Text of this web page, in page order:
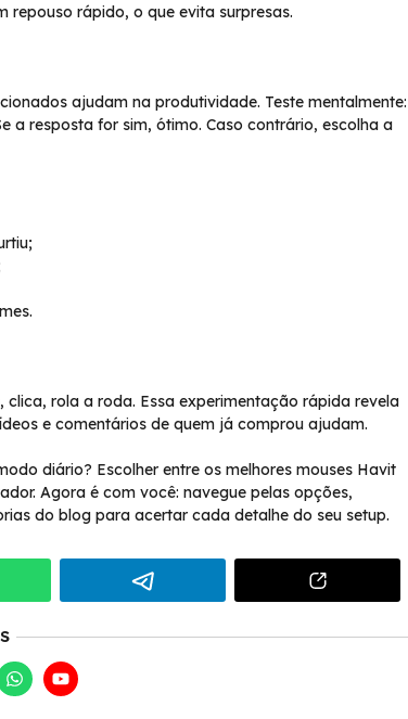
repouso rápido, o que evita surpresas.
ajudam na produtividade. Teste mentalmente:
a resposta for sim, ótimo. Caso contrário, escolha a
rola a roda. Essa experimentação rápida revela
e comentários de quem já comprou ajudam.
diário? Escolher entre os melhores mouses Havit
Agora é com você: navegue pelas opções,
do blog para acertar cada detalhe do seu setup.